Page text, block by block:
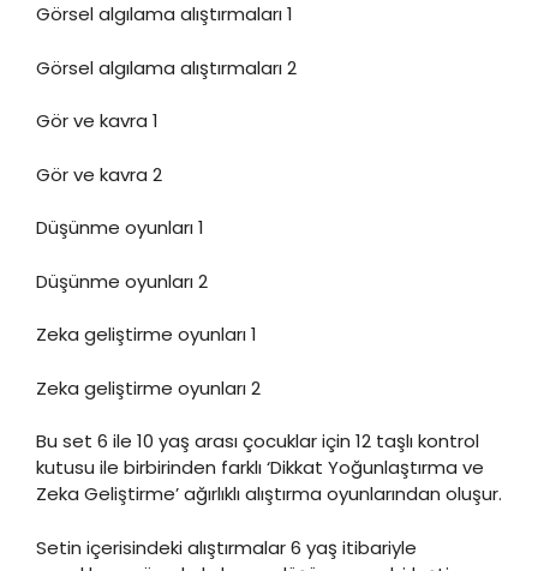
Görsel algılama alıştırmaları 1
Görsel algılama alıştırmaları 2
Gör ve kavra 1
Gör ve kavra 2
Düşünme oyunları 1
Düşünme oyunları 2
Zeka geliştirme oyunları 1
Zeka geliştirme oyunları 2
Bu set 6 ile 10 yaş arası çocuklar için 12 taşlı kontrol
kutusu ile birbirinden farklı ‘Dikkat Yoğunlaştırma ve
Zeka Geliştirme’ ağırlıklı alıştırma oyunlarından oluşur.
Setin içerisindeki alıştırmalar 6 yaş itibariyle